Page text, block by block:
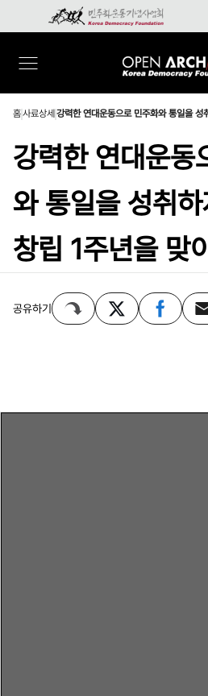
홈사료상세 강력한 연대운동으로 민주화와 통일을
강력한 연대운동
와 통일을 성취
창립 1주년을 맞
공유하기